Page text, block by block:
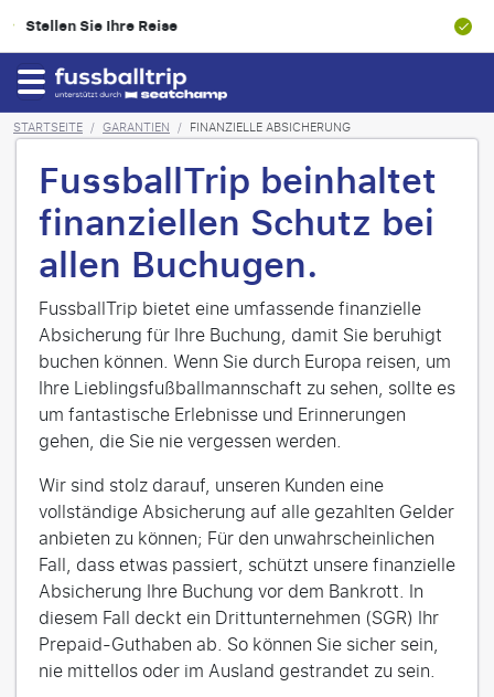
100% Finanzielle Absicherung
STARTSEITE / GARANTIEN / FINANZIELLE ABSICHERUNG
FussballTrip beinhaltet
finanziellen Schutz bei
allen Buchugen.
FussballTrip bietet eine umfassende finanzielle
Absicherung für Ihre Buchung, damit Sie beruhigt
buchen können. Wenn Sie durch Europa reisen, um
Ihre Lieblingsfußballmannschaft zu sehen, sollte es
um fantastische Erlebnisse und Erinnerungen
gehen, die Sie nie vergessen werden.
Wir sind stolz darauf, unseren Kunden eine
vollständige Absicherung auf alle gezahlten Gelder
anbieten zu können; Für den unwahrscheinlichen
Fall, dass etwas passiert, schützt unsere finanzielle
Absicherung Ihre Buchung vor dem Bankrott. In
diesem Fall deckt ein Drittunternehmen (SGR) Ihr
Prepaid-Guthaben ab. So können Sie sicher sein,
nie mittellos oder im Ausland gestrandet zu sein.